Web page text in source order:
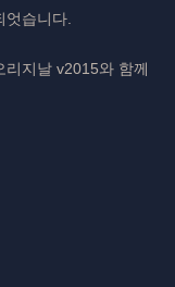
엇습니다.
리지날 v2015와 함께